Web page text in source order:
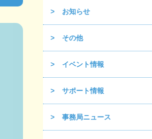
お知らせ
その他
イベント情報
サポート情報
事務局ニュース